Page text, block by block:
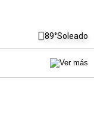
89°Soleado